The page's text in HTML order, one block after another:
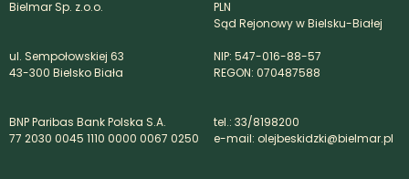
Bielmar Sp. z.o.o.
PLN
Sąd Rejonowy w Bielsku-Białej
ul. Sempołowskiej 63
43-300 Bielsko Biała
NIP: 547-016-88-57
REGON: 070487588
BNP Paribas Bank Polska S.A.
77 2030 0045 1110 0000 0067 0250
tel.: 33/8198200
e-mail: olejbeskidzki@bielmar.pl